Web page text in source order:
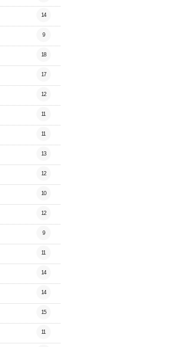
14
9
18
17
12
11
11
13
12
10
12
9
11
14
14
15
11